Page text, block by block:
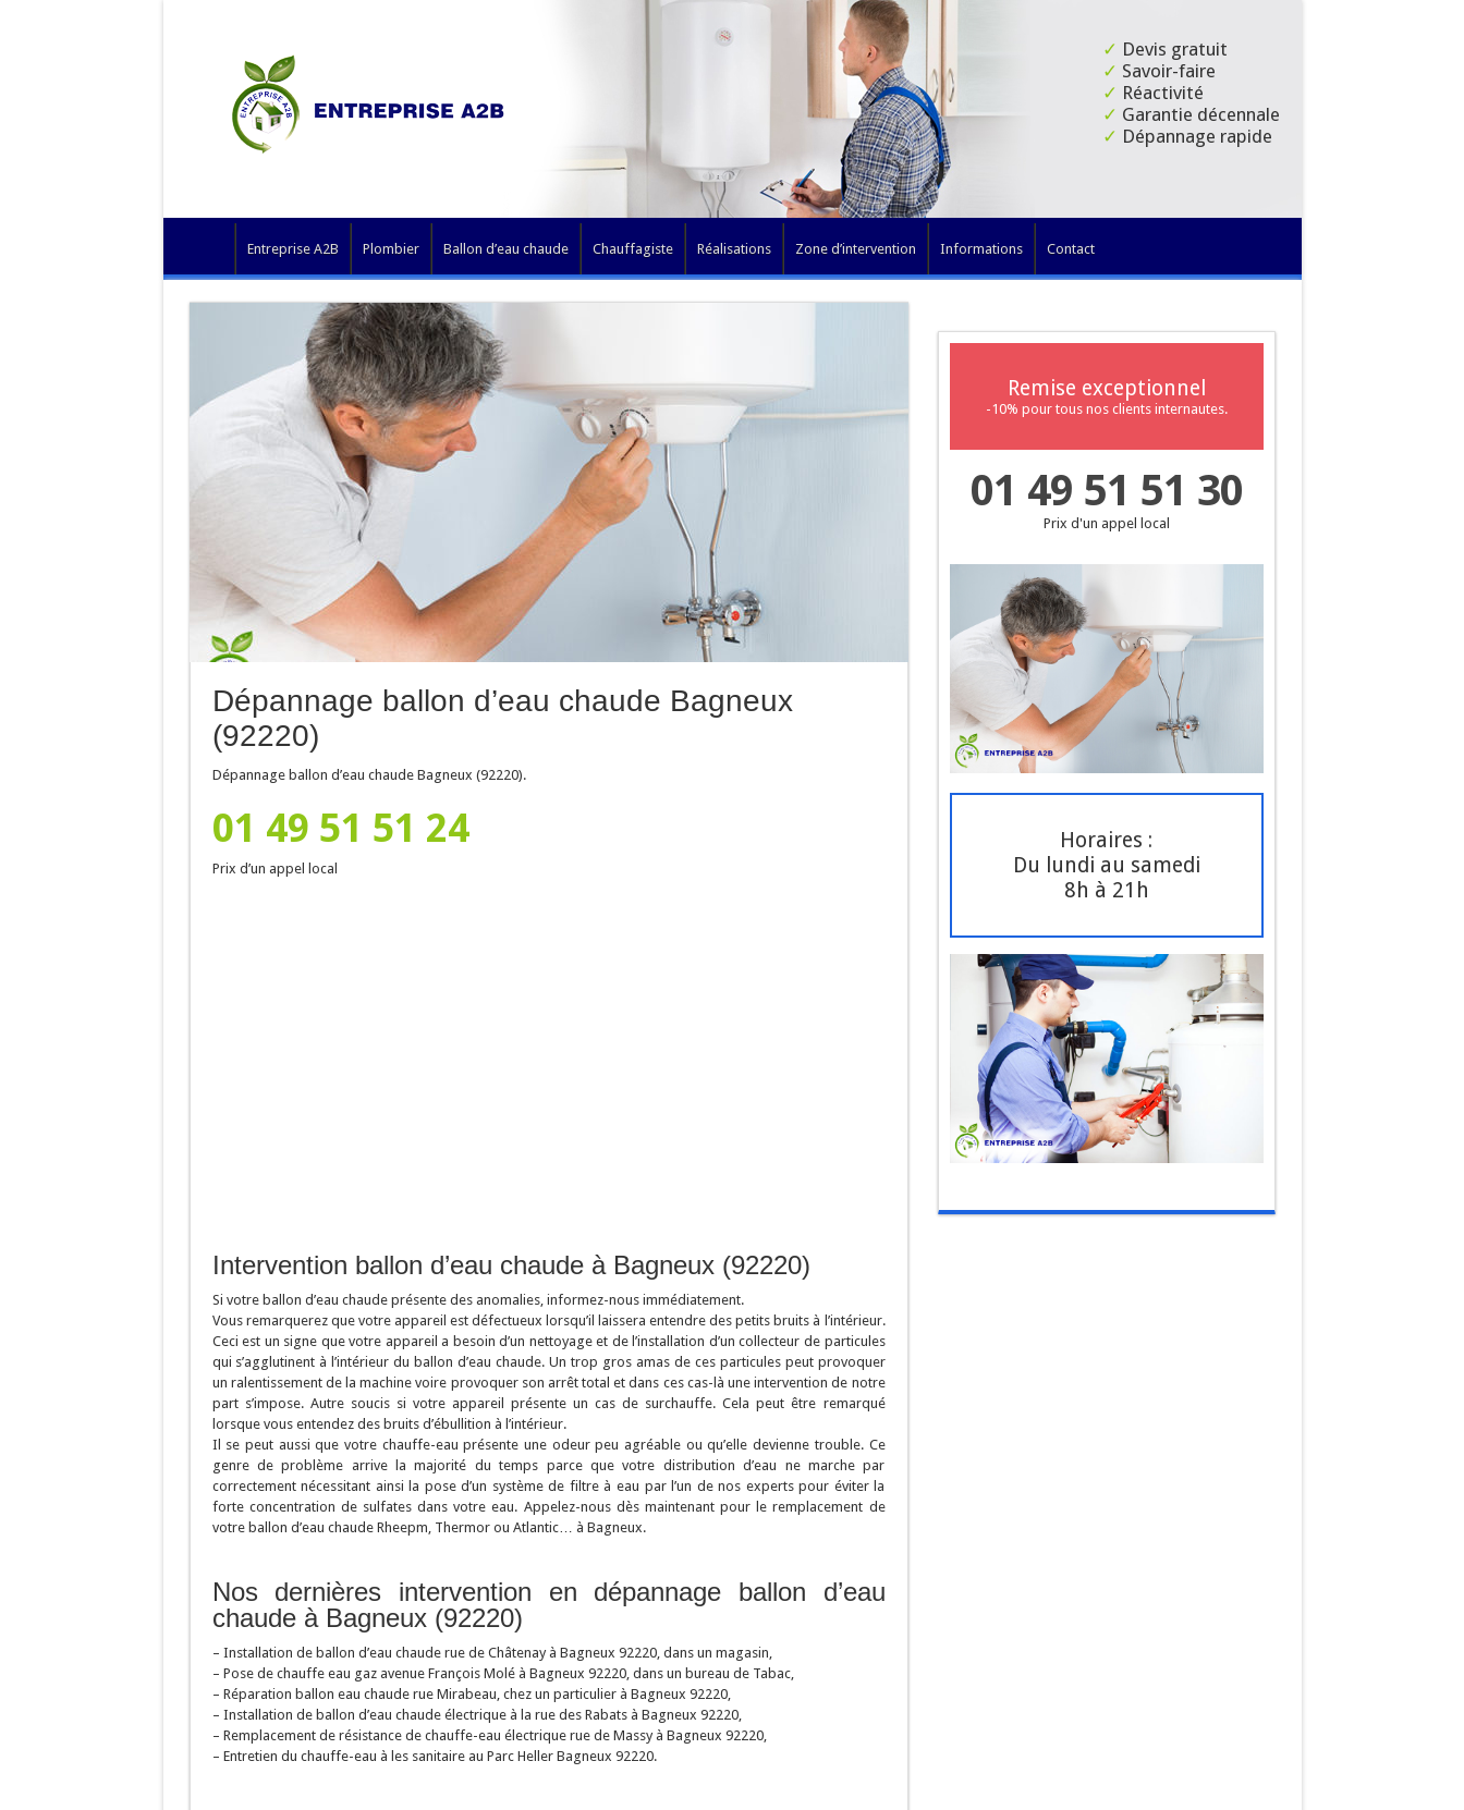
✓ Devis gratuit
✓ Savoir-faire
✓ Réactivité
✓ Garantie décennale
✓ Dépannage rapide
Entreprise A2B Plombier Ballon d’eau chaude Chauffagiste Réalisations Zone d’intervention Informations Contact
Dépannage ballon d’eau chaude Bagneux
(92220)
Dépannage ballon d’eau chaude Bagneux (92220).
01 49 51 51 24
Prix d’un appel local
Intervention ballon d’eau chaude à Bagneux (92220)
Si votre ballon d’eau chaude présente des anomalies, informez-nous immédiatement.
Vous remarquerez que votre appareil est défectueux lorsqu’il laissera entendre des petits bruits à l’intérieur.
Ceci est un signe que votre appareil a besoin d’un nettoyage et de l’installation d’un collecteur de particules
qui s’agglutinent à l’intérieur du ballon d’eau chaude. Un trop gros amas de ces particules peut provoquer
un ralentissement de la machine voire provoquer son arrêt total et dans ces cas-là une intervention de notre
part s’impose. Autre soucis si votre appareil présente un cas de surchauffe. Cela peut être remarqué
lorsque vous entendez des bruits d’ébullition à l’intérieur.
Il se peut aussi que votre chauffe-eau présente une odeur peu agréable ou qu’elle devienne trouble. Ce
genre de problème arrive la majorité du temps parce que votre distribution d’eau ne marche par
correctement nécessitant ainsi la pose d’un système de filtre à eau par l’un de nos experts pour éviter la
forte concentration de sulfates dans votre eau. Appelez-nous dès maintenant pour le remplacement de
votre ballon d’eau chaude Rheepm, Thermor ou Atlantic… à Bagneux.
Nos dernières intervention en dépannage ballon d’eau
chaude à Bagneux (92220)
– Installation de ballon d’eau chaude rue de Châtenay à Bagneux 92220, dans un magasin,
– Pose de chauffe eau gaz avenue François Molé à Bagneux 92220, dans un bureau de Tabac,
– Réparation ballon eau chaude rue Mirabeau, chez un particulier à Bagneux 92220,
– Installation de ballon d’eau chaude électrique à la rue des Rabats à Bagneux 92220,
– Remplacement de résistance de chauffe-eau électrique rue de Massy à Bagneux 92220,
– Entretien du chauffe-eau à les sanitaire au Parc Heller Bagneux 92220.
Remise exceptionnel
-10% pour tous nos clients internautes.
01 49 51 51 30
Prix d'un appel local
Horaires :
Du lundi au samedi
8h à 21h